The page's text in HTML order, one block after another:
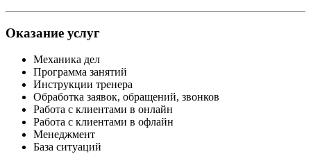
Оказание услуг
Механика дел
Программа занятий
Инструкции тренера
Обработка заявок, обращений, звонков
Работа с клиентами в онлайн
Работа с клиентами в офлайн
Менеджмент
База ситуаций